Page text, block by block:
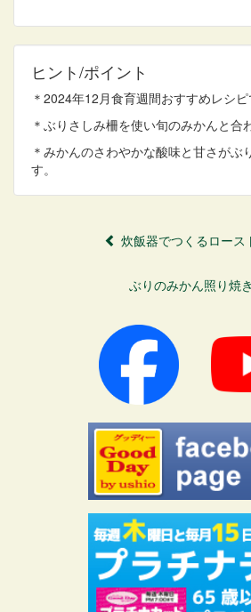
ヒント/ポイント
＊2024年12月食育週間おすすめレシピ
＊ぶりさしみ柵を使い旬のみかんと合
＊みかんのさわやかな酸味と甘さがぶ
す。
炊飯器でつくるロース
ぶりのみかん照り焼き